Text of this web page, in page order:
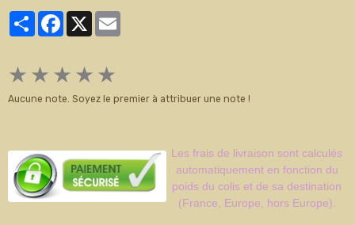
PartagerFacebook
★ ★ ★ ★ ★
Aucune note. Soyez le premier à attribuer une note !
Les frais de livraison sont calculés
automatiquement en fonction du
poids du colis et de sa destination
(France, Europe, hors Europe).